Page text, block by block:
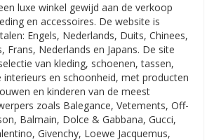
luxe winkel gewijd aan de verkoop
en accessoires. De website is
Engels, Nederlands, Duits, Chinees,
Frans, Nederlands en Japans. De site
van kleding, schoenen, tassen,
interieurs en schoonheid, met producten
en kinderen van de meest
zoals Balegance, Vetements, Off-
Balmain, Dolce & Gabbana, Gucci,
Givenchy, Loewe Jacquemus,